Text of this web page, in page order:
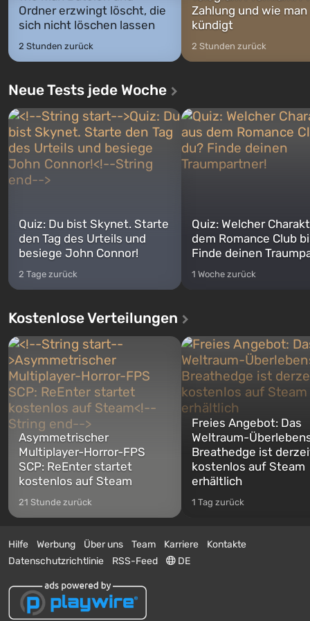
Ordner erzwingt löscht, die
sich nicht löschen lassen
2 Stunden zurück
Zahlung und wie man
kündigt
2 Stunden zurück
Neue Tests jede Woche
Quiz: Du bist Skynet. Starte
den Tag des Urteils und
besiege John Connor!
2 Tage zurück
Quiz: Welcher
dem Romance Club
Finde deinen
1 Woche zurück
Kostenlose Verteilungen
Asymmetrischer
Multiplayer-Horror-FPS
SCP: ReEnter startet
kostenlos auf Steam
21 Stunde zurück
Freies Angebot: Das
Weltraum-
Breathedge ist
kostenlos auf Steam
erhältlich
1 Tag zurück
Hilfe Werbung Über uns Team Karriere
Kontakte
Datenschutzrichtlinie
RSS-Feed DE